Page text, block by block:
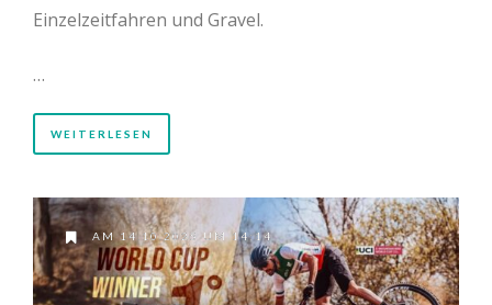
Einzelzeitfahren und Gravel.
…
WEITERLESEN
AM 14.10.2025 UM 14:14